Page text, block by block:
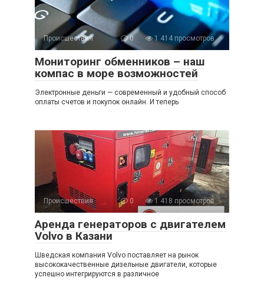
Происшествия 0 1 414 просмотров
Мониторинг обменников – наш
компас в море возможностей
Электронные деньги — современный и удобный способ
оплаты счетов и покупок онлайн. И теперь
Происшествия 0 1 418 просмотров
Аренда генераторов с двигателем
Volvo в Казани
Шведская компания Volvo поставляет на рынок
высококачественные дизельные двигатели, которые
успешно интегрируются в различное